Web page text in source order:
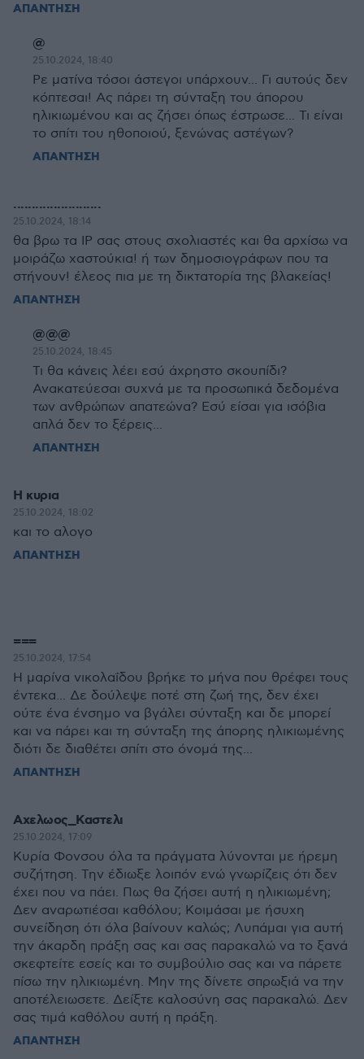
ΑΠΑΝΤΗΣΗ
@
25.10.2024, 18:40
Ρε ματίνα τόσοι άστεγοι υπάρχουν... Γι αυτούς δεν
κόπτεσαι! Ας πάρει τη σύνταξη του άπορου
ηλικιωμένου και ας ζήσει όπως έστρωσε... Τι είναι
το σπίτι του ηθοποιού, ξενώνας αστέγων?
ΑΠΑΝΤΗΣΗ
........................
25.10.2024, 18:14
θα βρω τα IP σας στους σχολιαστές και θα αρχίσω να
μοιράζω χαστούκια! ή των δημοσιογράφων που τα
στήνουν! έλεος πια με τη δικτατορία της βλακείας!
ΑΠΑΝΤΗΣΗ
@@@
25.10.2024, 18:45
Τι θα κάνεις λέει εσύ άχρηστο σκουπίδι?
Ανακατεύεσαι συχνά με τα προσωπικά δεδομένα
των ανθρώπων απατεώνα? Εσύ είσαι για ισόβια
απλά δεν το ξέρεις...
ΑΠΑΝΤΗΣΗ
H κυρια
25.10.2024, 18:02
και το αλογο
ΑΠΑΝΤΗΣΗ
===
25.10.2024, 17:54
Η μαρίνα νικολαΐδου βρήκε το μήνα που θρέφει τους
έντεκα... Δε δούλεψε ποτέ στη ζωή της, δεν έχει
ούτε ένα ένσημο να βγάλει σύνταξη και δε μπορεί
και να πάρει και τη σύνταξη της άπορης ηλικιωμένης
διότι δε διαθέτει σπίτι στο όνομά της...
ΑΠΑΝΤΗΣΗ
Αχελωος_Καστελι
25.10.2024, 17:09
Κυρία Φονσου όλα τα πράγματα λύνονται με ήρεμη
συζήτηση. Την έδιωξε λοιπόν ενώ γνωρίζεις ότι δεν
έχει που να πάει. Πως θα ζήσει αυτή η ηλικιωμένη;
Δεν αναρωτιέσαι καθόλου; Κοιμάσαι με ήσυχη
συνείδηση ότι όλα βαίνουν καλώς; Λυπάμαι για αυτή
την άκαρδη πράξη σας και σας παρακαλώ να το ξανά
σκεφτείτε εσείς και το συμβούλιο σας και να πάρετε
πίσω την ηλικιωμένη. Μην της δίνετε σπρωξιά να την
αποτέλειωσετε. Δείξτε καλοσύνη σας παρακαλώ. Δεν
σας τιμά καθόλου αυτή η πράξη.
ΑΠΑΝΤΗΣΗ